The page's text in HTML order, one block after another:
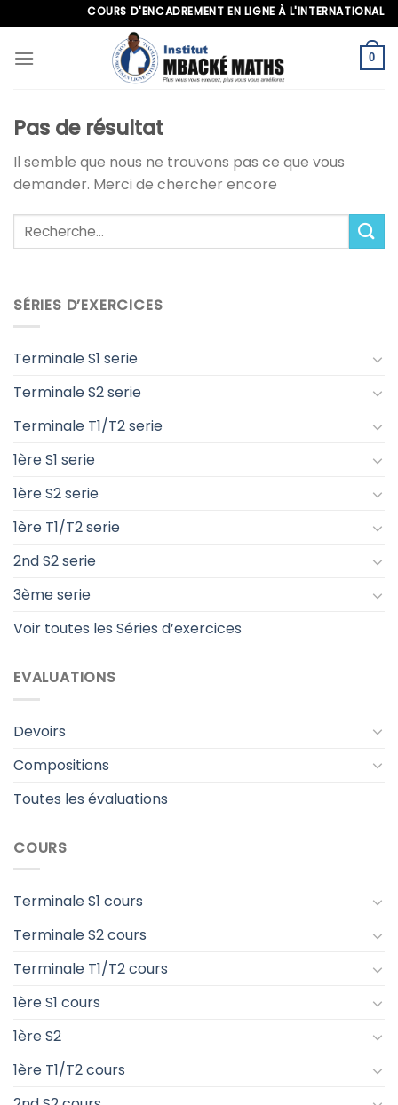
to
content
COURS D'ENCADREMENT EN LIGNE À L'INTERNATIONAL,
0
SÉRIES D’EXERCICES
Terminale S1 serie
Terminale S2 serie
Terminale T1/T2 serie
1ère S1 serie
1ère S2 serie
1ère T1/T2 serie
2nd S2 serie
3ème serie
Voir toutes les Séries d’exercices
EVALUATIONS
Devoirs
Compositions
Toutes les évaluations
COURS
Terminale S1 cours
Terminale S2 cours
Terminale T1/T2 cours
1ère S1 cours
1ère S2
1ère T1/T2 cours
Pas de résultat
Il semble que nous ne trouvons pas ce que vous
demander. Merci de chercher encore